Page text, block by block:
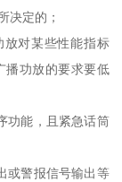
决定的；
放对某些性能指标
播功放的要求要低
功能，且紧急话筒
或警报信号输出等